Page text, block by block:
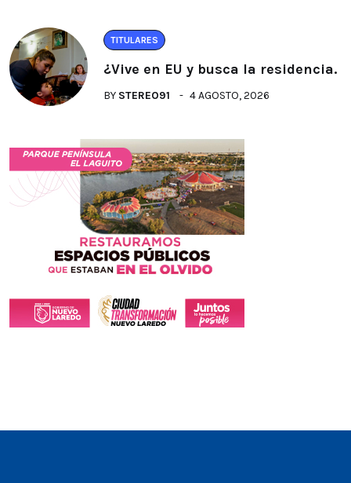
TITULARES
¿Vive en EU y busca la residencia.
BY STEREO91 4 AGOSTO, 2026